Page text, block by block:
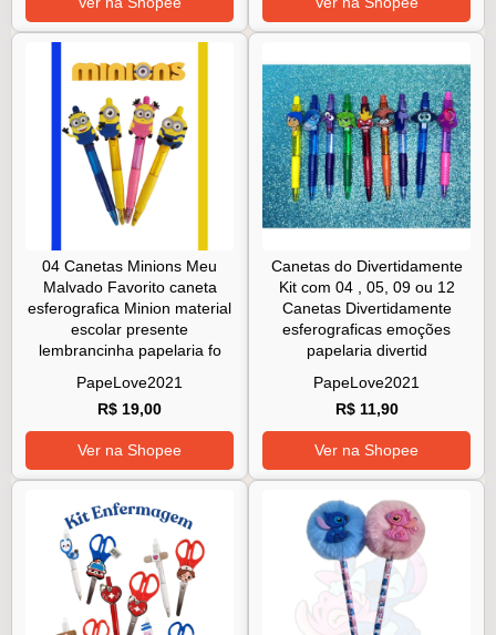
04 Canetas Minions Meu
Malvado Favorito caneta
esferografica Minion material
escolar presente
lembrancinha papelaria fo
PapeLove2021
R$ 19,00
Ver na Shopee
Canetas do Divertidamente
Kit com 04 , 05, 09 ou 12
Canetas Divertidamente
esferograficas emoções
papelaria divertid
PapeLove2021
R$ 11,90
Ver na Shopee